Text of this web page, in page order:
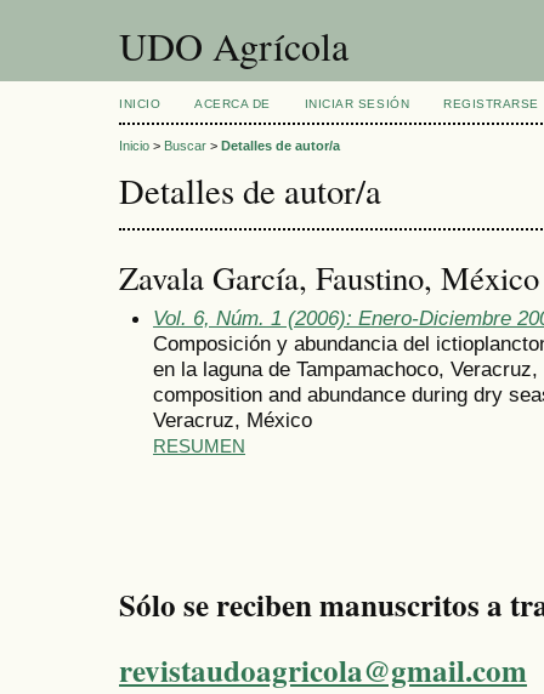
UDO Agrícola
INICIO ACERCA DE INICIAR SESIÓN REGISTRARSE
Inicio > Buscar > Detalles de autor/a
Detalles de autor/a
Zavala García, Faustino, México
Vol. 6, Núm. 1 (2006): Enero-Diciembre
Composición y abundancia del
en la laguna de Tampamachoco,
composition and abundance during dry
Veracruz, México
RESUMEN
Sólo se reciben manuscritos a
revistaudoagricola@gmail.com